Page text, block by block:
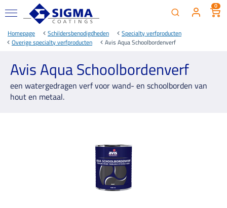
0
Homepage Schildersbenodigdheden
Specialty verfproducten
Overige specialty verfproducten
Avis Aqua Schoolbordenverf
Avis Aqua Schoolbordenverf
een watergedragen verf voor wand- en schoolborden van
hout en metaal.